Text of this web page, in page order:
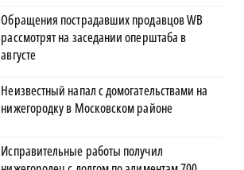
Обращения пострадавших продавцов WB
рассмотрят на заседании оперштаба в
августе
Неизвестный напал с домогательствами на
нижегородку в Московском районе
Исправительные работы получил